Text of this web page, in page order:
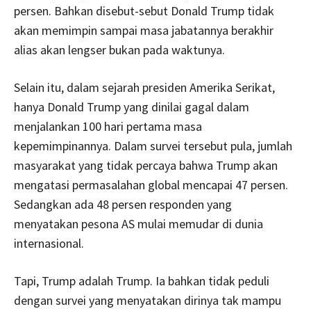
persen. Bahkan disebut-sebut Donald Trump tidak
akan memimpin sampai masa jabatannya berakhir
alias akan lengser bukan pada waktunya.
Selain itu, dalam sejarah presiden Amerika Serikat,
hanya Donald Trump yang dinilai gagal dalam
menjalankan 100 hari pertama masa
kepemimpinannya. Dalam survei tersebut pula, jumlah
masyarakat yang tidak percaya bahwa Trump akan
mengatasi permasalahan global mencapai 47 persen.
Sedangkan ada 48 persen responden yang
menyatakan pesona AS mulai memudar di dunia
internasional.
Tapi, Trump adalah Trump. Ia bahkan tidak peduli
dengan survei yang menyatakan dirinya tak mampu